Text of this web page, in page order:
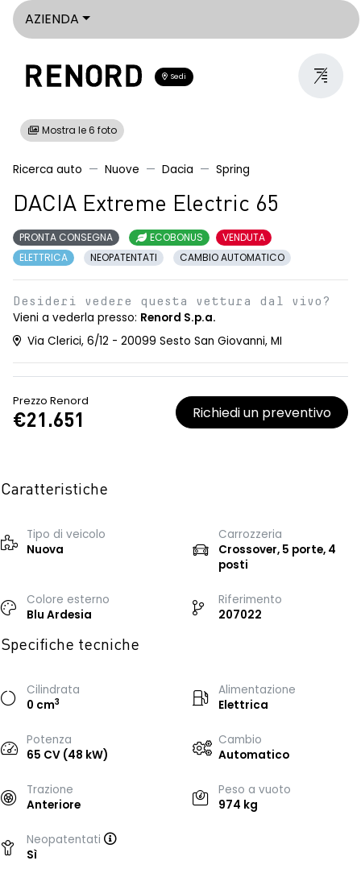
AZIENDA
Sedi
Mostra le 6 foto
Ricerca auto Nuove Dacia Spring
DACIA Extreme Electric 65
PRONTA CONSEGNA ECOBONUS
VENDUTA
ELETTRICA
NEOPATENTATI CAMBIO AUTOMATICO
Desideri vedere questa vettura dal vivo?
Vieni a vederla presso: Renord S.p.a.
Via Clerici, 6/12 - 20099 Sesto San Giovanni, MI
Prezzo Renord
€21.651 Richiedi un preventivo
Caratteristiche
Tipo di veicolo
Nuova
Carrozzeria
Crossover, 5 porte, 4
posti
Colore esterno
Blu Ardesia
Riferimento
207022
Specifiche tecniche
Cilindrata
0 cm3
Alimentazione
Elettrica
Potenza
65 CV (48 kW)
Cambio
Automatico
Trazione
Anteriore
Peso a vuoto
974 kg
Neopatentati
Sì